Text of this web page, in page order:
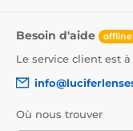
Besoin d'aide offline
Le service client est
Où nous trouver